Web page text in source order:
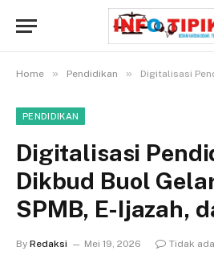
Home » Pendidikan » Digitalisasi Pendidikan,
PENDIDIKAN
Digitalisasi
Dikbud Buol
SPMB, E-Ijazah,
By Redaksi Mei 19, 2026 Tidak